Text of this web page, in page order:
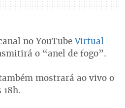
no YouTubeVirtual
o “anel de fogo”.
mostrará ao vivo o